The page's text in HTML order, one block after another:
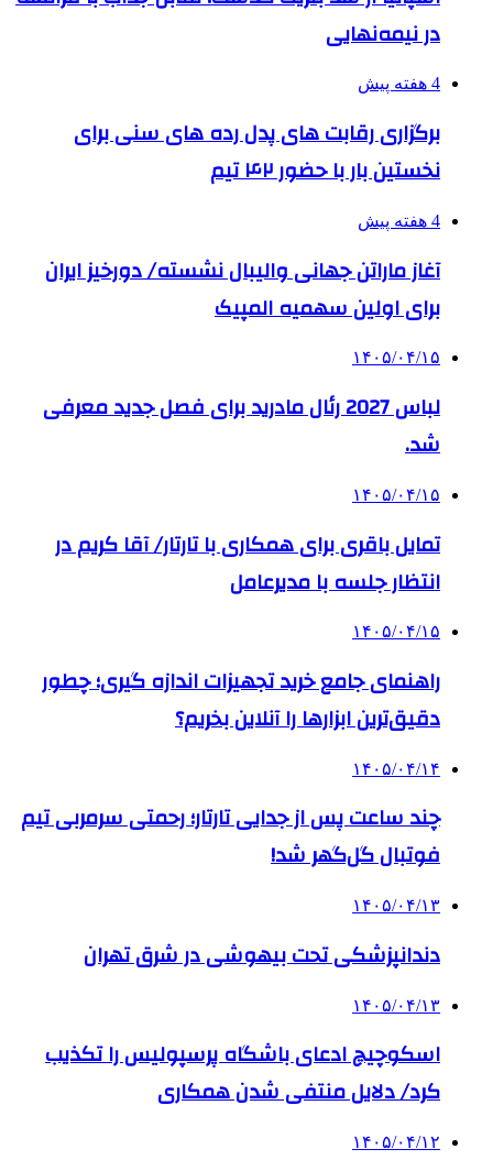
در نیمه‌نهایی
4 هفته پیش
برگزاری رقابت های پدل رده های سنی برای
نخستین بار با حضور ۴۲ تیم
4 هفته پیش
آغاز ماراتن جهانی والیبال نشسته/ دورخیز ایران
برای اولین سهمیه المپیک
۱۴۰۵/۰۴/۱۵
لباس 2027 رئال مادرید برای فصل جدید معرفی
شد.
۱۴۰۵/۰۴/۱۵
تمایل باقری برای همکاری با تارتار/ آقا کریم در
انتظار جلسه با مدیرعامل
۱۴۰۵/۰۴/۱۵
راهنمای جامع خرید تجهیزات اندازه گیری؛ چطور
دقیق‌ترین ابزارها را آنلاین بخریم؟
۱۴۰۵/۰۴/۱۴
چند ساعت پس از جدایی تارتار؛ رحمتی سرمربی تیم
فوتبال گل‌گهر شد!
۱۴۰۵/۰۴/۱۳
دندانپزشکی تحت بیهوشی در شرق تهران
۱۴۰۵/۰۴/۱۳
اسکوچیچ ادعای باشگاه پرسپولیس را تکذیب
کرد/ دلایل منتفی شدن همکاری
۱۴۰۵/۰۴/۱۲